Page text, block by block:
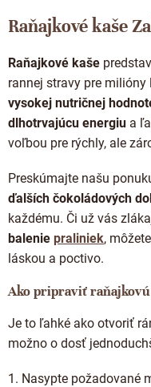
Doplnkový predaj
Raňajkové kaše
Raňajkové kaše
rannej stravy pre
vysokej nutričnej
dlhotrvajúcu energiu a
voľbou pre rýchly, ale
Preskúmajte našu
ďalších čokoládových
každému. Či už vás
balenie praliniek,
láskou a poctivo.
Ako pripraviť raňajkovú
Je to ľahké ako otvoriť
možno o dosť
1. Nasypte požadované